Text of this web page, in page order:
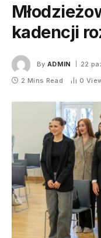
kadencji
By ADMIN 22
2 Mins Read
0